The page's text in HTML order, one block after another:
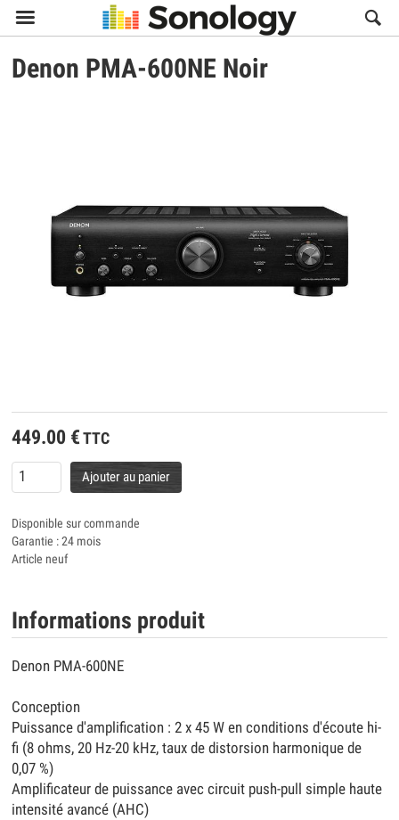

Denon PMA-600NE Noir
449.00 € TTC
Ajouter au panier
Disponible sur commande
Garantie : 24 mois
Article neuf
Informations produit
Denon PMA-600NE
Conception
Puissance d'amplification : 2 x 45 W en conditions d'écoute hi-
fi (8 ohms, 20 Hz-20 kHz, taux de distorsion harmonique de
0,07 %)
Amplificateur de puissance avec circuit push-pull simple haute
intensité avancé (AHC)